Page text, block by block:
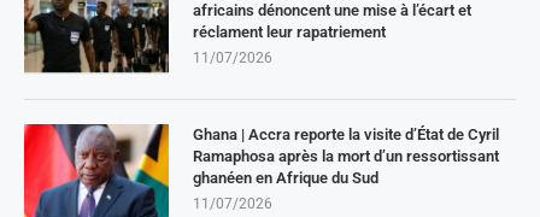
africains dénoncent une mise à l’écart et
réclament leur rapatriement
11/07/2026
Ghana | Accra reporte la visite d’État de Cyril
Ramaphosa après la mort d’un ressortissant
ghanéen en Afrique du Sud
11/07/2026